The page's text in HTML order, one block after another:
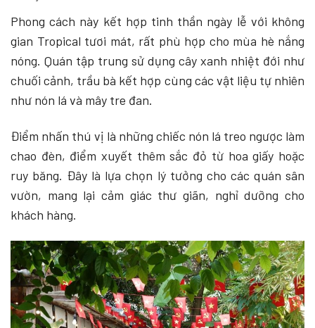
Phong cách này kết hợp tinh thần ngày lễ với không
gian Tropical tươi mát, rất phù hợp cho mùa hè nắng
nóng. Quán tập trung sử dụng cây xanh nhiệt đới như
chuối cảnh, trầu bà kết hợp cùng các vật liệu tự nhiên
như nón lá và mây tre đan.
Điểm nhấn thú vị là những chiếc nón lá treo ngược làm
chao đèn, điểm xuyết thêm sắc đỏ từ hoa giấy hoặc
ruy băng. Đây là lựa chọn lý tưởng cho các quán sân
vườn, mang lại cảm giác thư giãn, nghỉ dưỡng cho
khách hàng.